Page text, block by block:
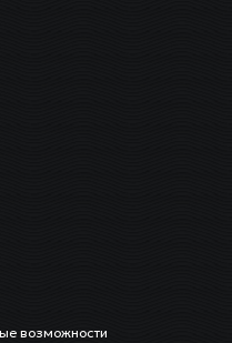
возможности